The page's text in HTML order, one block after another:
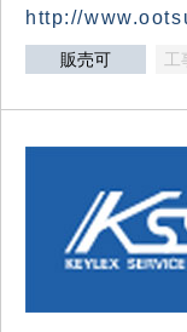
http://
販売可 工